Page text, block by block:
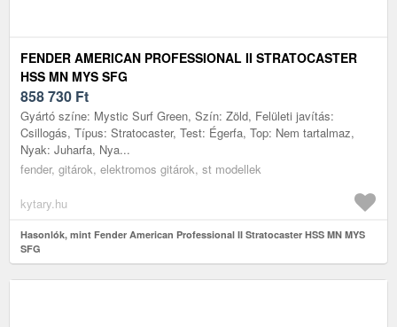
FENDER AMERICAN PROFESSIONAL II STRATOCASTER
HSS MN MYS SFG
858 730 Ft
Gyártó színe: Mystic Surf Green, Szín: Zöld, Felületi javítás:
Csillogás, Típus: Stratocaster, Test: Égerfa, Top: Nem tartalmaz,
Nyak: Juharfa, Nya...
fender, gitárok, elektromos gitárok, st modellek
kytary.hu
Hasonlók, mint Fender American Professional II Stratocaster HSS MN MYS
SFG